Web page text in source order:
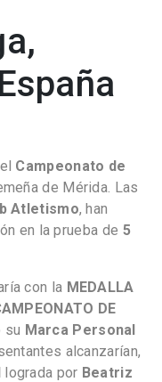
Campeonato de
de Mérida. Las
Atletismo, han
en la prueba de 5
con la MEDALLA
DE
su Marca Personal
alcanzarían,
lograda por Beatriz